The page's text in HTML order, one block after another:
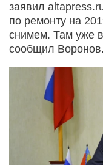
заявил
по ремонту на
снимем. Там уже
сообщил Воронов.